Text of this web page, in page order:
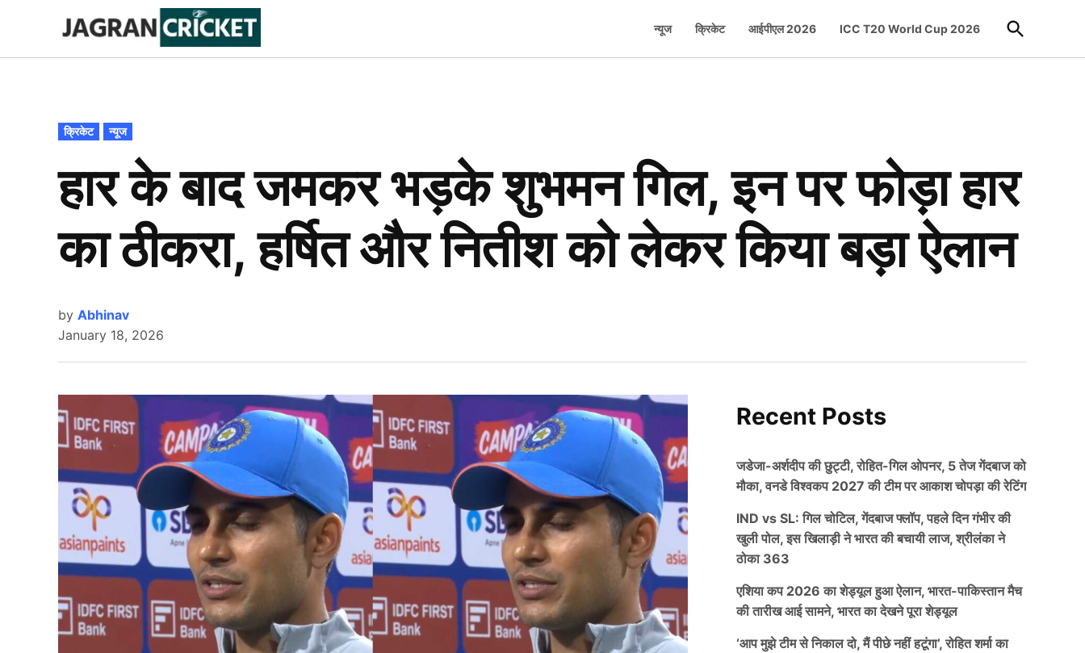
content
Cricket
न्यूज क्रिकेट आईपीएल 2026 ICC T20 World Cup 2026
Open
Search
POSTED
IN
क्रिकेट न्यूज
हार के बाद जमकर भड़के शुभमन गिल, इन पर फोड़ा हार
का ठीकरा, हर्षित और नितीश को लेकर किया बड़ा ऐलान
by Abhinav
January 18, 2026
Recent Posts
जडेजा-अर्शदीप की छुट्टी, रोहित-गिल ओपनर, 5 तेज गेंदबाज को
मौका, वनडे विश्वकप 2027 की टीम पर आकाश चोपड़ा की रेटिंग
IND vs SL: गिल चोटिल, गेंदबाज फ्लॉप, पहले दिन गंभीर की
खुली पोल, इस खिलाड़ी ने भारत की बचायी लाज, श्रीलंका ने
ठोका 363
एशिया कप 2026 का शेड्यूल हुआ ऐलान, भारत-पाकिस्तान मैच
की तारीख आई सामने, भारत का देखने पूरा शेड्यूल
‘आप मुझे टीम से निकाल दो, मैं पीछे नहीं हटूंगा’, रोहित शर्मा का